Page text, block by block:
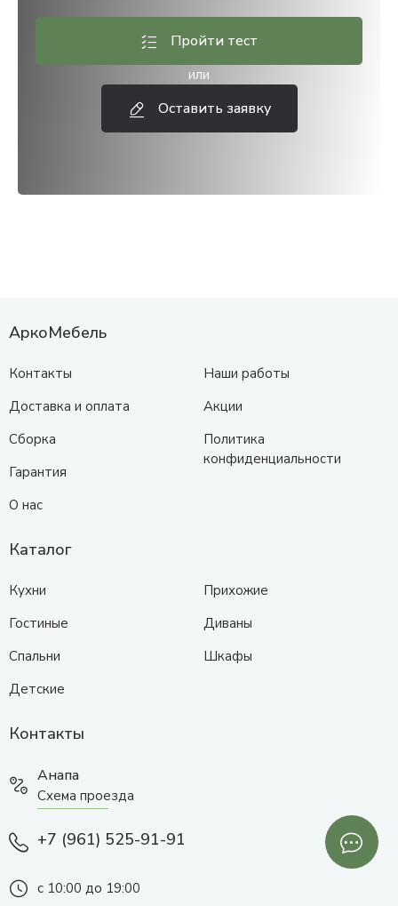
Пройти тест
или
Оставить заявку
АркоМебель
Контакты
Доставка и оплата
Сборка
Гарантия
О нас
Наши работы
Акции
Политика
конфиденциальности
Каталог
Кухни
Гостиные
Спальни
Детские
Прихожие
Диваны
Шкафы
Контакты
Анапа
Схема проезда
+7 (961) 525-91-91
с 10:00 до 19:00